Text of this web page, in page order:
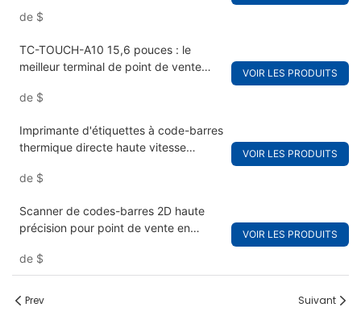
de $
TC-TOUCH-A10 15,6 pouces : le
meilleur terminal de point de vente
de $
VOIR LES PRODUITS
Imprimante d'étiquettes à code-barres
thermique directe haute vitesse
de $
VOIR LES PRODUITS
Scanner de codes-barres 2D haute
précision pour point de vente en
de $
VOIR LES PRODUITS
Prev Suivant